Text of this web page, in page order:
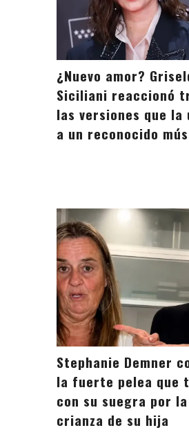
¿Nuevo amor?
Siciliani reaccionó
las versiones que la
a un reconocido
Stephanie Demner
la fuerte pelea que
con su suegra por la
crianza de su hija